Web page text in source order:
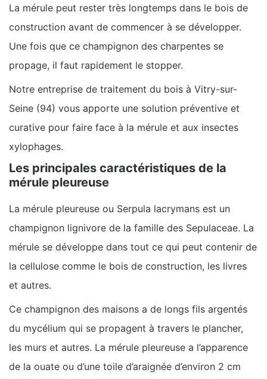
La mérule peut rester très longtemps dans le bois de
construction avant de commencer à se développer.
Une fois que ce champignon des charpentes se
propage, il faut rapidement le stopper.
Notre entreprise de traitement du bois à Vitry-sur-
Seine (94) vous apporte une solution préventive et
curative pour faire face à la mérule et aux insectes
xylophages.
Les principales caractéristiques de la
mérule pleureuse
La mérule pleureuse ou Serpula lacrymans est un
champignon lignivore de la famille des Sepulaceae. La
mérule se développe dans tout ce qui peut contenir de
la cellulose comme le bois de construction, les livres
et autres.
Ce champignon des maisons a de longs fils argentés
du mycélium qui se propagent à travers le plancher,
les murs et autres. La mérule pleureuse a l’apparence
de la ouate ou d’une toile d’araignée d’environ 2 cm